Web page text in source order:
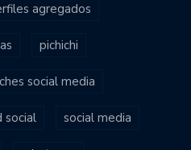
agregados
pichichi
social media
social social media